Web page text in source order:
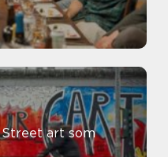
art som